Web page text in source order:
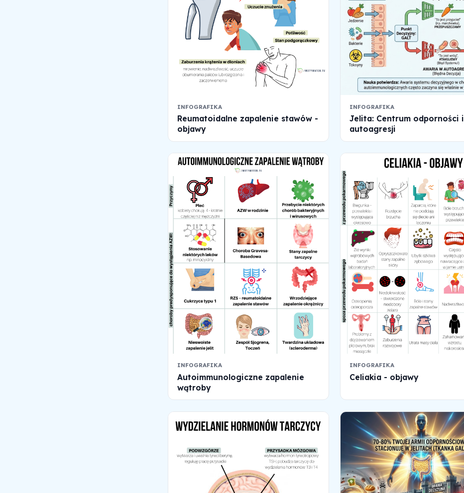
INFOGRAFIKA
Reumatoidalne zapalenie stawów -
objawy
INFOGRAFIKA
Jelita: Centrum odporności i
autoagresji
INFOGRAFIKA
Autoimmunologiczne zapalenie
wątroby
INFOGRAFIKA
Celiakia - objawy